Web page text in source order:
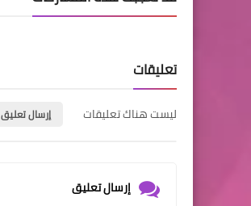
تعليقات
ليست هناك تعليقات إرسال تعليق
إرسال تعليق